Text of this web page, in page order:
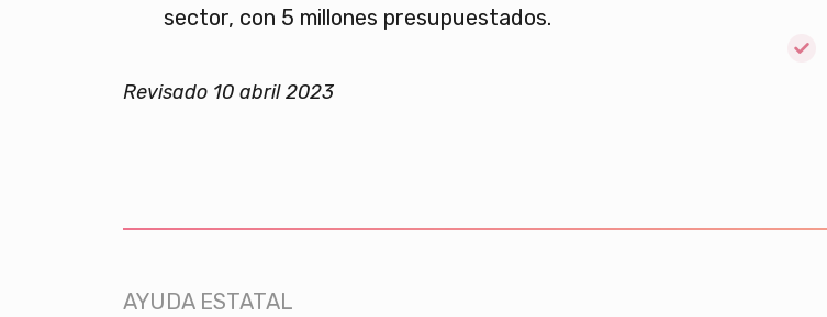
sector, con 5 millones presupuestados.
Revisado 10 abril 2023
AYUDA ESTATAL